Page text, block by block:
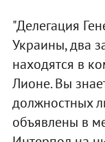
"Делегация
Украины, два
находятся в
Лионе. Вы
должностных
объявлены в